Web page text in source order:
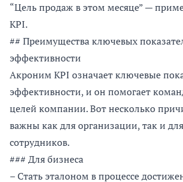
“Цель продаж в этом месяце” —
KPI.
## Преимущества ключевых
эффективности
Акроним KPI означает ключевые
эффективности, и он помогает
целей компании. Вот несколько
важны как для организации, так и
сотрудников.
### Для бизнеса
– Стать эталоном в процессе